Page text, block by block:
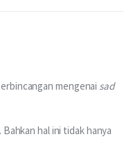
mengenai sad
hal ini tidak hanya